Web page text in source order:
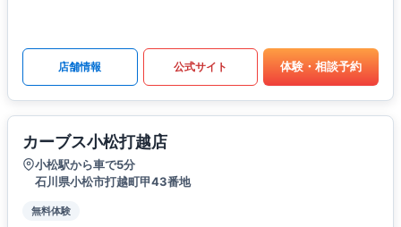
店舗情報 公式サイト 体験・相談予約
カーブス小松打越店
小松駅から車で5分
石川県小松市打越町甲43番地
無料体験